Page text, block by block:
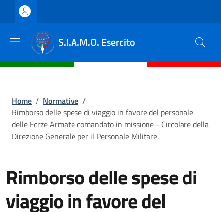
Salta al contenuto principale
Skip to footer content
S.I.A.M.O. Esercito
Briciole di pane
Home / Normative /
Rimborso delle spese di viaggio in favore del personale
delle Forze Armate comandato in missione - Circolare della
Direzione Generale per il Personale Militare.
Rimborso delle spese di
viaggio in favore del